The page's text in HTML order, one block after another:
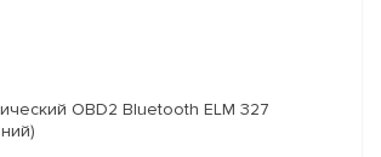
OBD2 Bluetooth ELM 327